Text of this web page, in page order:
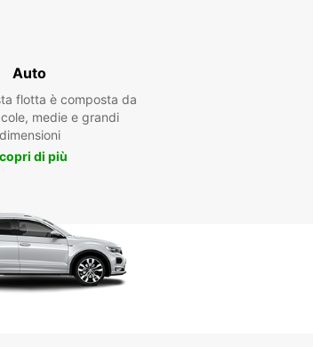
Auto
flotta è composta da
medie e grandi
dimensioni
di più